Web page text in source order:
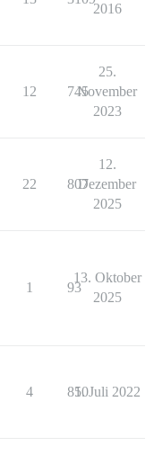
2016
12 745
25.
November
2023
22 807
12.
Dezember
2025
1 93
13. Oktober
2025
4 850
1. Juli 2022